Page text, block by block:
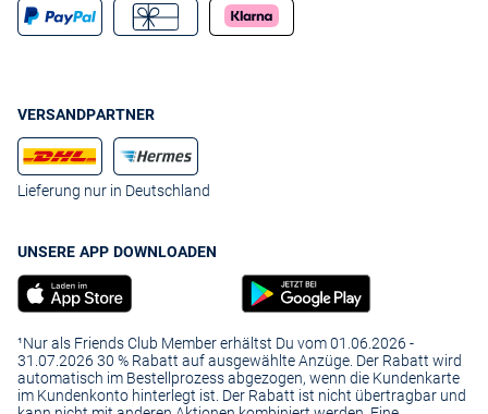
VERSANDPARTNER
Lieferung nur in Deutschland
UNSERE APP DOWNLOADEN
¹Nur als Friends Club Member erhältst Du vom 01.06.2026 -
31.07.2026 30 % Rabatt auf ausgewählte Anzüge. Der Rabatt wird
automatisch im Bestellprozess abgezogen, wenn die Kundenkarte
im Kundenkonto hinterlegt ist. Der Rabatt ist nicht übertragbar und